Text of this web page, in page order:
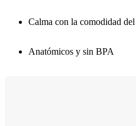
Calma con la comodidad
Anatómicos y sin BPA